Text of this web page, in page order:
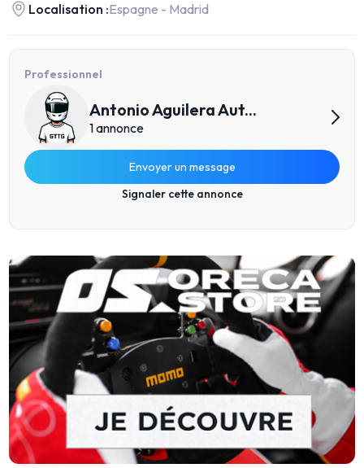
Localisation :Espagne - Madrid
Professionnel
Antonio Aguilera Aut...
1 annonce
Envoyer un message
Signaler cette annonce